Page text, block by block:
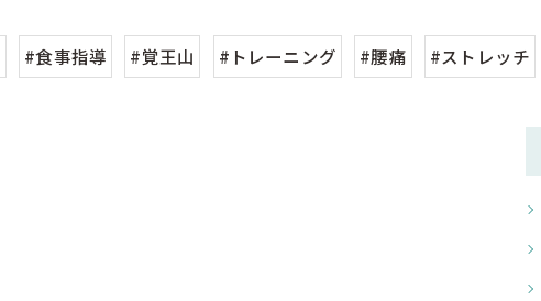
#食事指導 #覚王山 #トレーニング #腰痛 #ストレッチ